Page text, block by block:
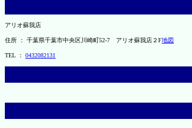
アリオ蘇我店
住所 ： 千葉県千葉市中央区川崎町52-7 アリオ蘇我店２F地図
TEL ： 0432082131